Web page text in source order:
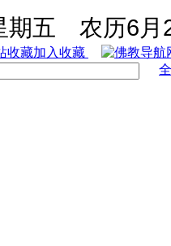
期五 农历6月
加入收藏